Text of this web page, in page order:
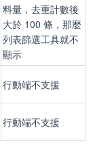
料量，去重計數後
大於 100 條，那麼
列表篩選工具就不
顯示
行動端不支援
行動端不支援